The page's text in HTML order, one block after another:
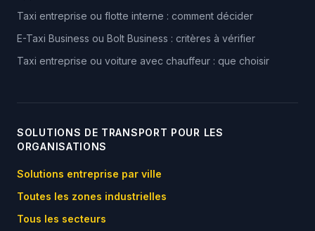
Taxi entreprise ou flotte interne : comment décider
E-Taxi Business ou Bolt Business : critères à vérifier
Taxi entreprise ou voiture avec chauffeur : que choisir
SOLUTIONS DE TRANSPORT POUR LES
ORGANISATIONS
Solutions entreprise par ville
Toutes les zones industrielles
Tous les secteurs